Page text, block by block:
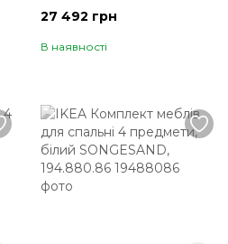
27 492 грн
В наявності